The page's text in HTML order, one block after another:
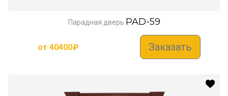
Парадная дверь PAD-59
от 40400₽ Заказать